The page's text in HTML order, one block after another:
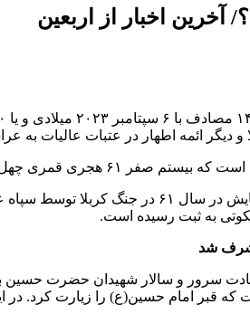
آخرین اخبار از اربعین
دیگر ائمه اطهار در عتبات عالیات به
(ع) امام سوم شیعیان در کربلا برگزار می‌گردد.
حضرت اباعبدالحسین (ع) و ۷۲ نفر از
شد
سرور و سالار شهیدان حضرت حسین بن
قبر امام حسین(ع) را زیارت کرد.